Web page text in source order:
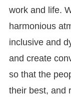
work and life.
harmonious
inclusive and
and create
so that the
their best, and